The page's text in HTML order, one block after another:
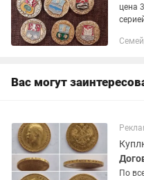
цена
Вас могут
По